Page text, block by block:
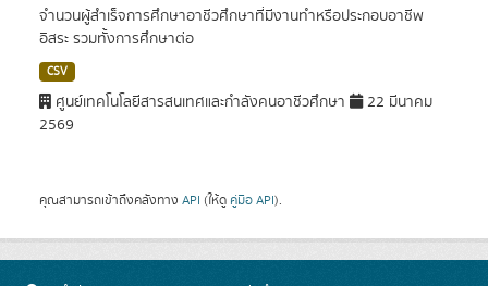
จำนวนผู้สำเร็จการศึกษาอาชีวศึกษาที่มีงานทำหรือประกอบอาชีพ
อิสระ รวมทั้งการศึกษาต่อ
CSV
ศูนย์เทคโนโลยีสารสนเทศและกำลังคนอาชีวศึกษา
22 มีนาคม
2569
คุณสามารถเข้าถึงคลังทาง API (ให้ดู คู่มือ API).